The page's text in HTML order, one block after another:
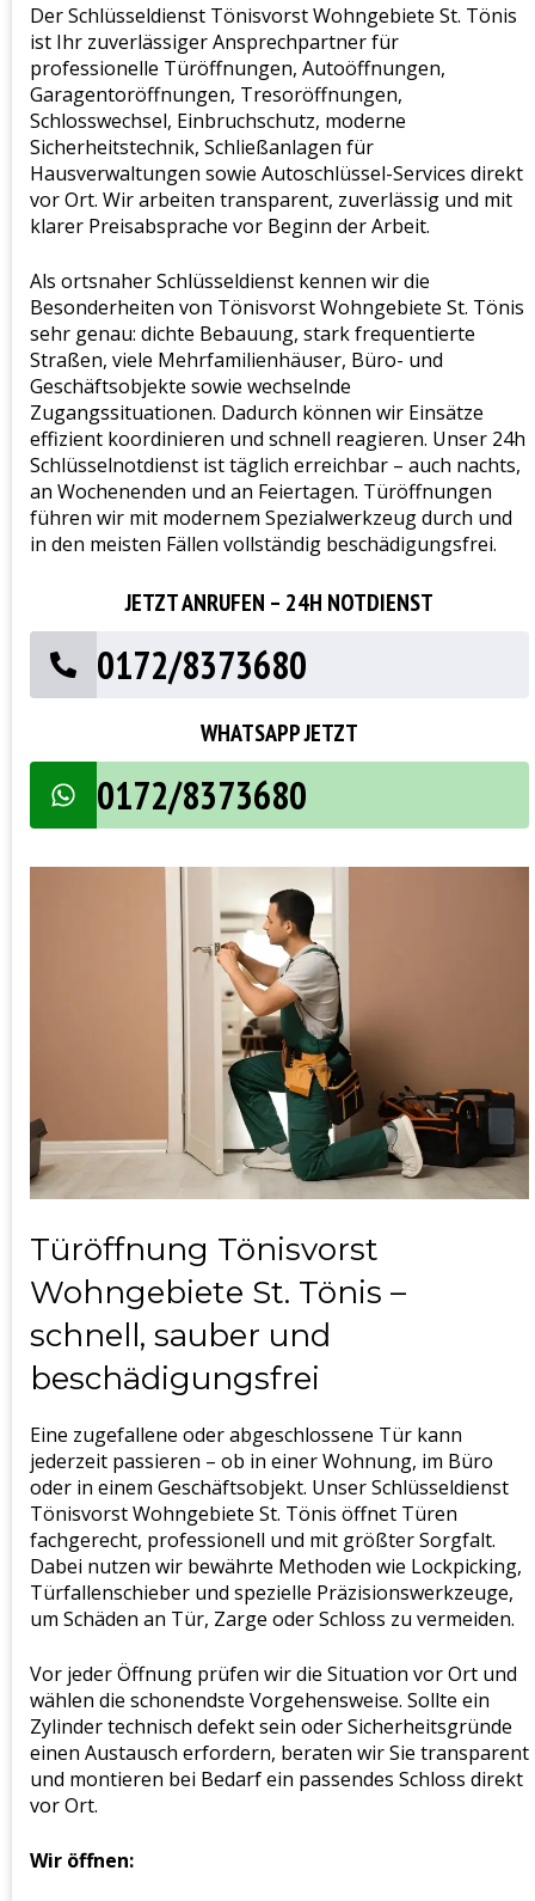
Der Schlüsseldienst Tönisvorst Wohngebiete St. Tönis
ist Ihr zuverlässiger Ansprechpartner für
professionelle Türöffnungen, Autoöffnungen,
Garagentoröffnungen, Tresoröffnungen,
Schlosswechsel, Einbruchschutz, moderne
Sicherheitstechnik, Schließanlagen für
Hausverwaltungen sowie Autoschlüssel-Services direkt
vor Ort. Wir arbeiten transparent, zuverlässig und mit
klarer Preisabsprache vor Beginn der Arbeit.
Als ortsnaher Schlüsseldienst kennen wir die
Besonderheiten von Tönisvorst Wohngebiete St. Tönis
sehr genau: dichte Bebauung, stark frequentierte
Straßen, viele Mehrfamilienhäuser, Büro- und
Geschäftsobjekte sowie wechselnde
Zugangssituationen. Dadurch können wir Einsätze
effizient koordinieren und schnell reagieren. Unser 24h
Schlüsselnotdienst ist täglich erreichbar – auch nachts,
an Wochenenden und an Feiertagen. Türöffnungen
führen wir mit modernem Spezialwerkzeug durch und
in den meisten Fällen vollständig beschädigungsfrei.
JETZT ANRUFEN – 24H NOTDIENST
0172/8373680
WHATSAPP JETZT
0172/8373680
Türöffnung Tönisvorst
Wohngebiete St. Tönis –
schnell, sauber und
beschädigungsfrei
Eine zugefallene oder abgeschlossene Tür kann
jederzeit passieren – ob in einer Wohnung, im Büro
oder in einem Geschäftsobjekt. Unser Schlüsseldienst
Tönisvorst Wohngebiete St. Tönis öffnet Türen
fachgerecht, professionell und mit größter Sorgfalt.
Dabei nutzen wir bewährte Methoden wie Lockpicking,
Türfallenschieber und spezielle Präzisionswerkzeuge,
um Schäden an Tür, Zarge oder Schloss zu vermeiden.
Vor jeder Öffnung prüfen wir die Situation vor Ort und
wählen die schonendste Vorgehensweise. Sollte ein
Zylinder technisch defekt sein oder Sicherheitsgründe
einen Austausch erfordern, beraten wir Sie transparent
und montieren bei Bedarf ein passendes Schloss direkt
vor Ort.
Wir öffnen: